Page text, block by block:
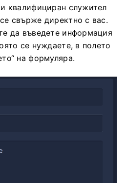
квалифициран служител
свърже директно с вас.
да въведете информация
се нуждаете, в полето
на формуляра.